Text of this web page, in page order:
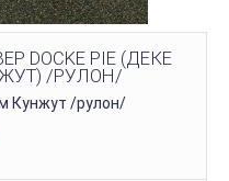
DOCKE PIE (ДЕКЕ
/РУЛОН/
Кунжут /рулон/